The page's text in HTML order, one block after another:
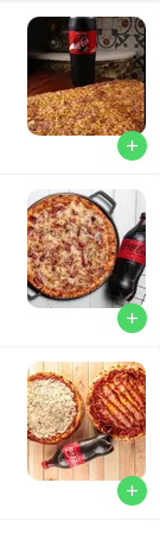
add
add
add